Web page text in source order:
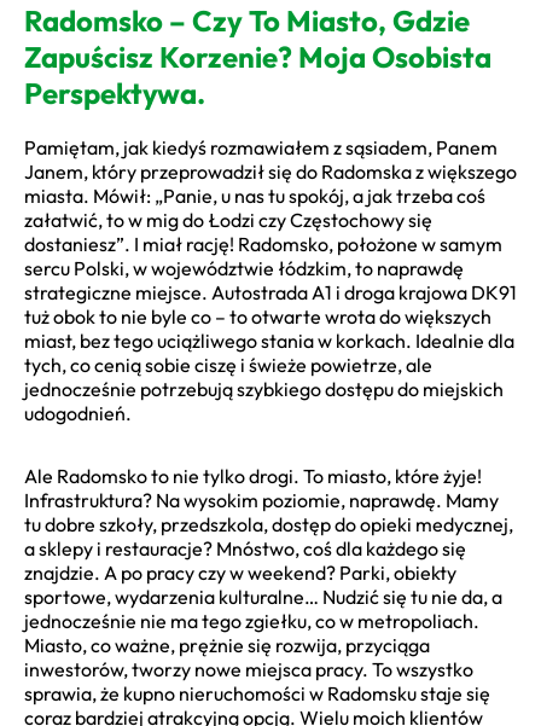
Radomsko – Czy To Miasto, Gdzie
Zapuścisz Korzenie? Moja Osobista
Perspektywa.
Pamiętam, jak kiedyś rozmawiałem z sąsiadem, Panem
Janem, który przeprowadził się do Radomska z większego
miasta. Mówił: „Panie, u nas tu spokój, a jak trzeba coś
załatwić, to w mig do Łodzi czy Częstochowy się
dostaniesz”. I miał rację! Radomsko, położone w samym
sercu Polski, w województwie łódzkim, to naprawdę
strategiczne miejsce. Autostrada A1 i droga krajowa DK91
tuż obok to nie byle co – to otwarte wrota do większych
miast, bez tego uciążliwego stania w korkach. Idealnie dla
tych, co cenią sobie ciszę i świeże powietrze, ale
jednocześnie potrzebują szybkiego dostępu do miejskich
udogodnień.
Ale Radomsko to nie tylko drogi. To miasto, które żyje!
Infrastruktura? Na wysokim poziomie, naprawdę. Mamy
tu dobre szkoły, przedszkola, dostęp do opieki medycznej,
a sklepy i restauracje? Mnóstwo, coś dla każdego się
znajdzie. A po pracy czy w weekend? Parki, obiekty
sportowe, wydarzenia kulturalne… Nudzić się tu nie da, a
jednocześnie nie ma tego zgiełku, co w metropoliach.
Miasto, co ważne, prężnie się rozwija, przyciąga
inwestorów, tworzy nowe miejsca pracy. To wszystko
sprawia, że kupno nieruchomości w Radomsku staje się
coraz bardziej atrakcyjną opcją. Wielu moich klientów